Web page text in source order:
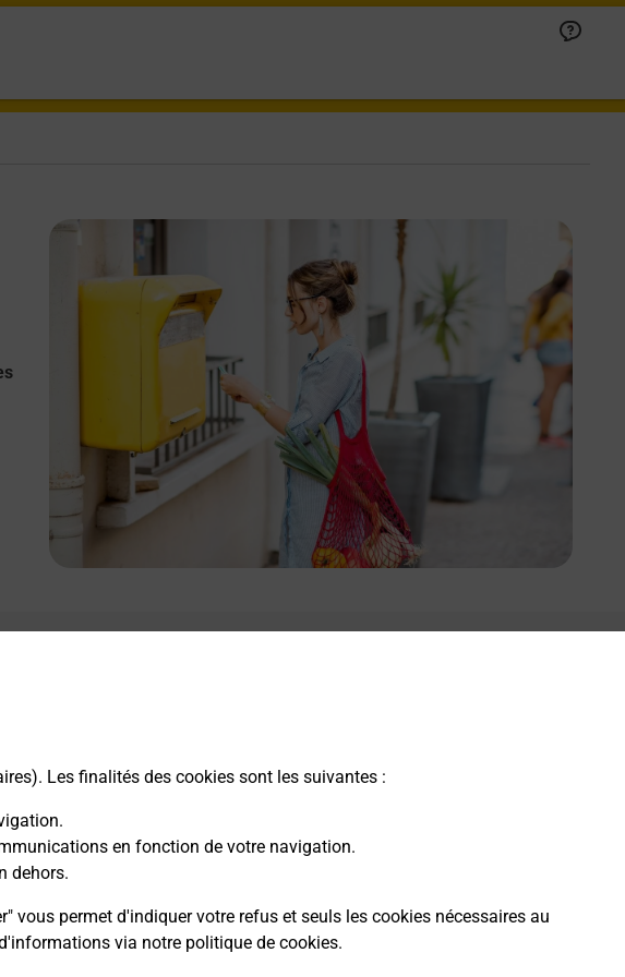
Les finalités des cookies sont les suivantes :
en fonction de votre navigation.
dehors.
vous permet d'indiquer votre refus et seuls les cookies nécessaires au
via notre politique de cookies.